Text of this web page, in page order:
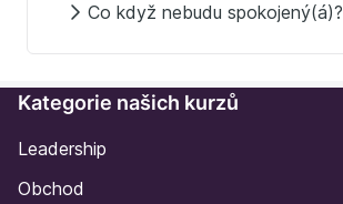
Co když nebudu spokojený(á)?
Kategorie našich kurzů
Leadership
Obchod